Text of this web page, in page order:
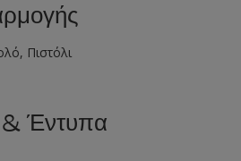
Πιστόλι
& Έντυπα